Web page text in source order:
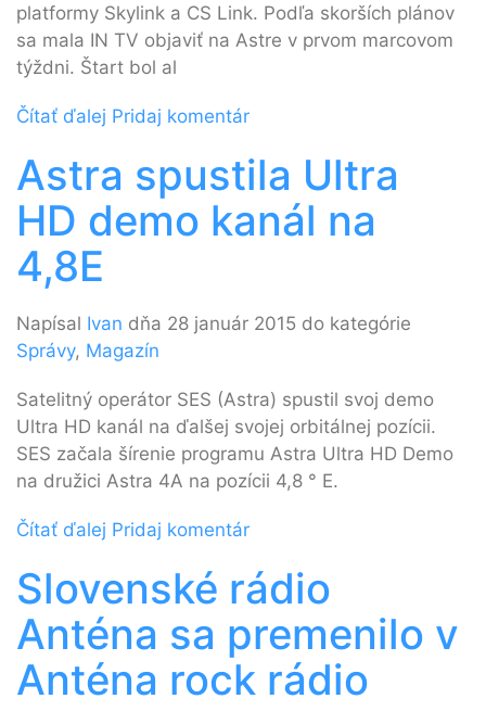
platformy Skylink a CS Link. Podľa skorších plánov
sa mala IN TV objaviť na Astre v prvom marcovom
týždni. Štart bol al
Čítať ďalej Pridaj komentár
Astra spustila Ultra
HD demo kanál na
4,8E
Napísal Ivan dňa 28 január 2015 do kategórie
Správy, Magazín
Satelitný operátor SES (Astra) spustil svoj demo
Ultra HD kanál na ďalšej svojej orbitálnej pozícii.
SES začala šírenie programu Astra Ultra HD Demo
na družici Astra 4A na pozícii 4,8 ° E.
Čítať ďalej Pridaj komentár
Slovenské rádio
Anténa sa premenilo v
Anténa rock rádio